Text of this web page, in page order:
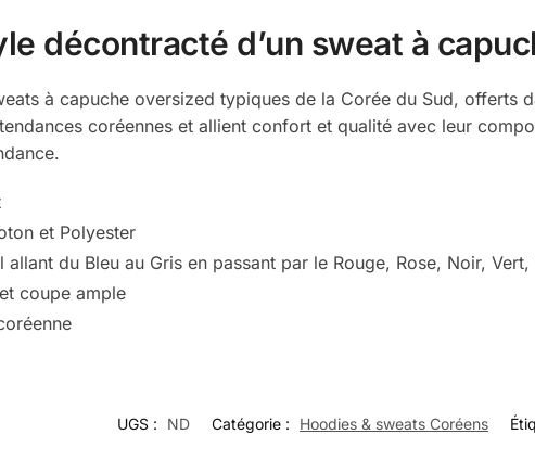
décontracté d’un sweat à
à capuche oversized typiques de la Corée du Sud, offerts
coréennes et allient confort et qualité avec leur
et Polyester
allant du Bleu au Gris en passant par le Rouge, Rose, Noir,
coupe ample
UGS : ND Catégorie : Hoodies & sweats Coréens